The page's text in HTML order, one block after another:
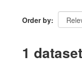
Order by
1